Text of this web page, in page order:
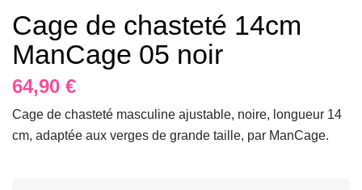
Cage de chasteté 14cm
ManCage 05 noir
64,90 €
Cage de chasteté masculine ajustable, noire, longueur 14
cm, adaptée aux verges de grande taille, par ManCage.